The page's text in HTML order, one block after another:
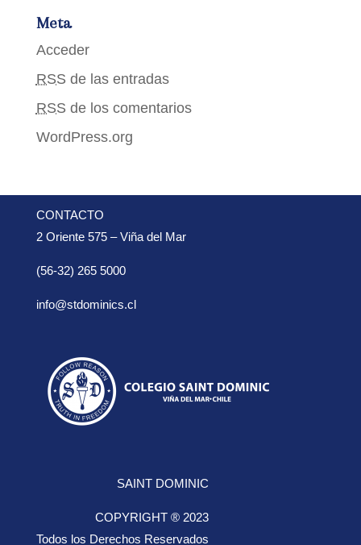
Meta
Acceder
RSS de las entradas
RSS de los comentarios
WordPress.org
CONTACTO
2 Oriente 575 – Viña del Mar
(56-32) 265 5000
info@stdominics.cl
SAINT DOMINIC
COPYRIGHT ® 2023
Todos los Derechos Reservados